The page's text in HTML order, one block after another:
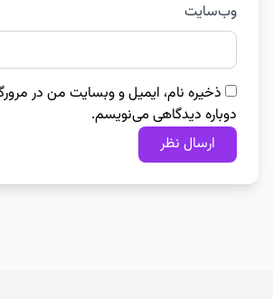
وب‌سایت
ذخیره نام، ایمیل و وبسایت من در
دوباره دیدگاهی می‌نویسم.